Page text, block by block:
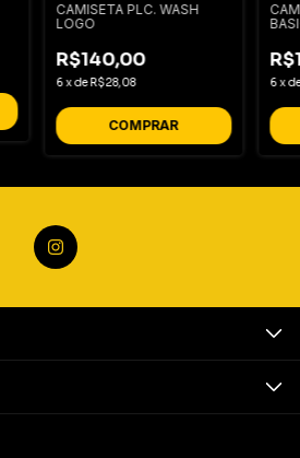
CAMISETA PLC. WASH
LOGO
R$140,00
6xde R$28,08
COMPRAR
6x